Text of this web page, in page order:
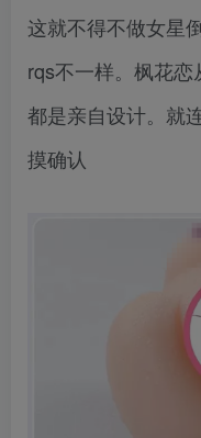
这就不得不做女星
rqs不一样。枫花
都是亲自设计。就
摸确认